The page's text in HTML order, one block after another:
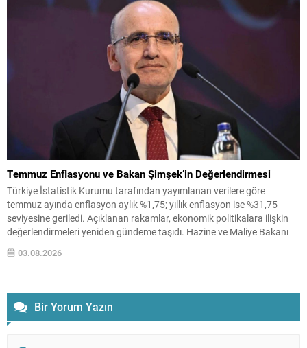
Temmuz Enflasyonu ve Bakan Şimşek’in Değerlendirmesi
Türkiye İstatistik Kurumu tarafından yayımlanan verilere göre
temmuz ayında enflasyon aylık %1,75; yıllık enflasyon ise %31,75
seviyesine geriledi. Açıklanan rakamlar, ekonomik politikalara ilişkin
değerlendirmeleri yeniden gündeme taşıdı. Hazine ve Maliye Bakanı
Mehmet Şimşek, verilerle ilgili olarak sosyal medya hesabından yaptığı
paylaşımda dezenflasyon sürecinin sürdüğünü vurguladı ve alınan
03.08.2026
Bir Yorum Yazın